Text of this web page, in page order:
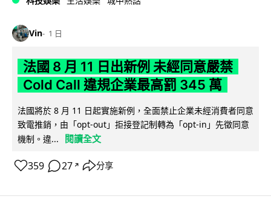
Vin 1 日
法國 8 月 11 日出新例 未經同意嚴禁
Cold Call 違規企業最高罰 345 萬
法國將於 8 月 11 日起實施新例，全面禁止企業未經消費者同意
致電推銷，由「opt-out」拒接登記制轉為「opt-in」先徵同意
機制。違...
閱讀全文
359 27 ↗ 分享